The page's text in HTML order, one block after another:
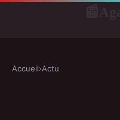
Accueil›Actu